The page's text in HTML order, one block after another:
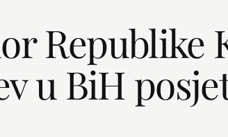
Republike
u BiH